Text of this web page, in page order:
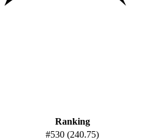
Ranking
#530 (240.75)